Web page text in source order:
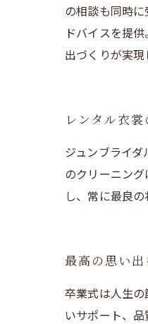
の相談も同時
ドバイスを提
出づくりが実現
レンタル衣
ジュンブライ
のクリーニン
し、常に最良
最高の思い
卒業式は人生
いサポート、